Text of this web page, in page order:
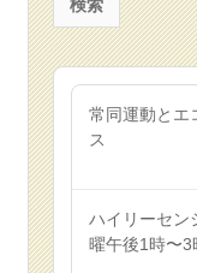
常同運動とエ
ス
ハイリーセ
曜午後1時〜3